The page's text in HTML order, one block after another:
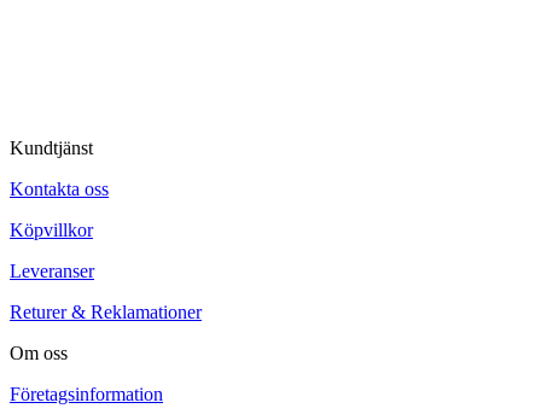
Kundtjänst
Kontakta oss
Köpvillkor
Leveranser
Returer & Reklamationer
Om oss
Företagsinformation